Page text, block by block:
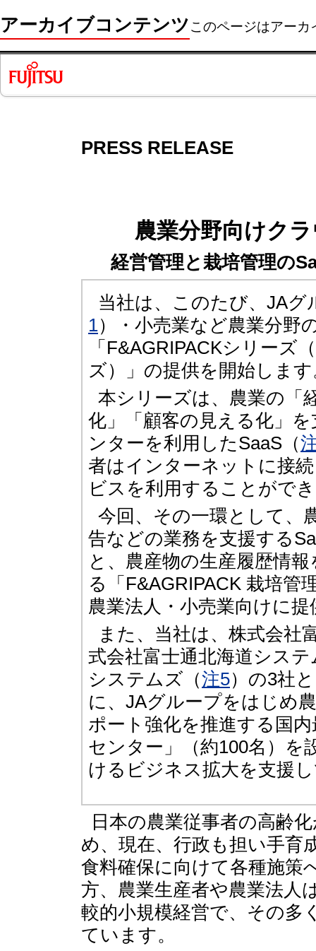
アーカイブコンテンツこのページはアー
PRESS RELEASE
農業分野向けク
経営管理と栽培管理の
当社は、このたび、JAグ
1）・小売業など農業分野
「F&AGRIPACKシリー
ズ）」の提供を開始しま
本シリーズは、農業の「
化」「顧客の見える化」
ンターを利用したSaaS（
者はインターネットに接
ビスを利用することがで
今回、その一環として、
告などの業務を支援する
と、農産物の生産履歴情
る「F&AGRIPACK 栽培管
農業法人・小売業向けに
また、当社は、株式会社
式会社富士通北海道システ
システムズ（注5）の3社
に、JAグループをはじめ
ポート強化を推進する国
センター」（約100名）を
けるビジネス拡大を支援
日本の農業従事者の高齢
め、現在、行政も担い手育
食料確保に向けて各種施策
方、農業生産者や農業法人
較的小規模経営で、その多
ています。